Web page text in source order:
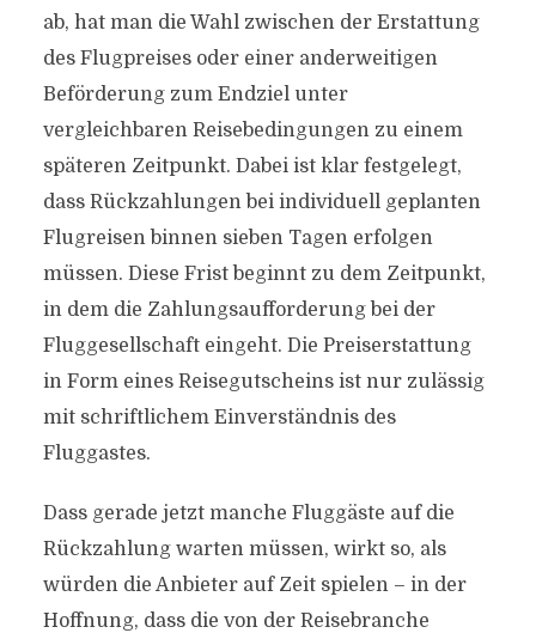
ab, hat man die Wahl zwischen der Erstattung
des Flugpreises oder einer anderweitigen
Beförderung zum Endziel unter
vergleichbaren Reisebedingungen zu einem
späteren Zeitpunkt. Dabei ist klar festgelegt,
dass Rückzahlungen bei individuell geplanten
Flugreisen binnen sieben Tagen erfolgen
müssen. Diese Frist beginnt zu dem Zeitpunkt,
in dem die Zahlungsaufforderung bei der
Fluggesellschaft eingeht. Die Preiserstattung
in Form eines Reisegutscheins ist nur zulässig
mit schriftlichem Einverständnis des
Fluggastes.
Dass gerade jetzt manche Fluggäste auf die
Rückzahlung warten müssen, wirkt so, als
würden die Anbieter auf Zeit spielen – in der
Hoffnung, dass die von der Reisebranche